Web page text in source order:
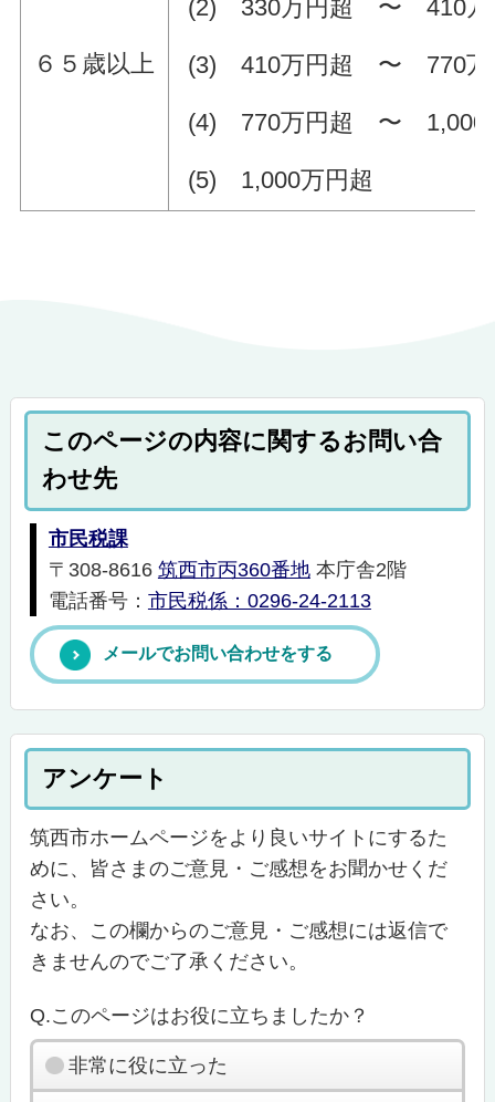
６５歳以上
(2) 330万円超 〜 410万
(3) 410万円超 〜 770万
(4) 770万円超 〜 1,000
(5) 1,000万円超
このページの内容に関するお問い合
わせ先
市民税課
〒308-8616 筑西市丙360番地本庁舎2階
電話番号： 市民税係：0296-24-2113
メールでお問い合わせをする
アンケート
筑西市ホームページをより良いサイトにするた
めに、皆さまのご意見・ご感想をお聞かせくだ
さい。
なお、この欄からのご意見・ご感想には返信で
きませんのでご了承ください。
Q.このページはお役に立ちましたか？
非常に役に立った